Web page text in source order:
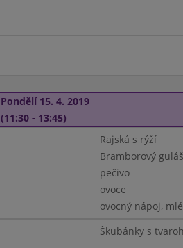
Pondělí 15. 4. 2019
(11:30 - 13:45)
Rajská s rýží
Bramborový
pečivo
ovoce
ovocný nápoj,
Škubánky s